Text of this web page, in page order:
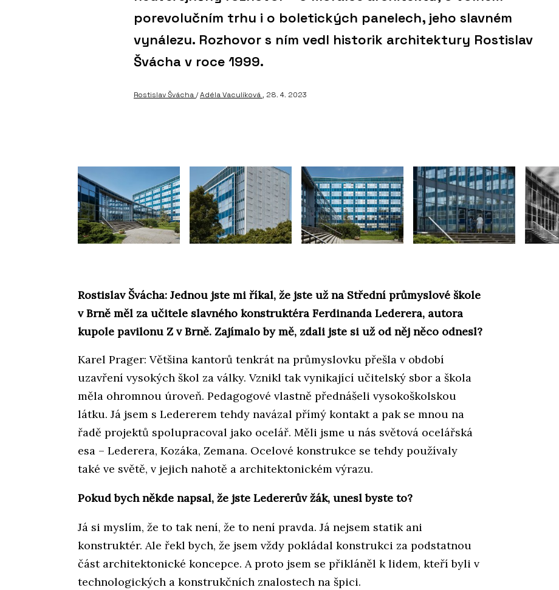
porevolučním trhu i o boletických panelech, jeho slavném
vynálezu. Rozhovor s ním vedl historik architektury Rostislav
Švácha v roce 1999.
Rostislav Švácha/Adéla Vaculíková, 28. 4. 2023
Rostislav Švácha: Jednou jste mi říkal, že jste už na Střední průmyslové škole
v Brně měl za učitele slavného konstruktéra Ferdinanda Lederera, autora
kupole pavilonu Z v Brně. Zajímalo by mě, zdali jste si už od něj něco odnesl?
Karel Prager: Většina kantorů tenkrát na průmyslovku přešla v období
uzavření vysokých škol za války. Vznikl tak vynikající učitelský sbor a škola
měla ohromnou úroveň. Pedagogové vlastně přednášeli vysokoškolskou
látku. Já jsem s Ledererem tehdy navázal přímý kontakt a pak se mnou na
řadě projektů spolupracoval jako ocelář. Měli jsme u nás světová ocelářská
esa – Lederera, Kozáka, Zemana. Ocelové konstrukce se tehdy používaly
také ve světě, v jejich nahotě a architektonickém výrazu.
Pokud bych někde napsal, že jste Ledererův žák, unesl byste to?
Já si myslím, že to tak není, že to není pravda. Já nejsem statik ani
konstruktér. Ale řekl bych, že jsem vždy pokládal konstrukci za podstatnou
část architektonické koncepce. A proto jsem se přikláněl k lidem, kteří byli v
technologických a konstrukčních znalostech na špici.